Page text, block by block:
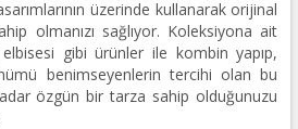
üzerinde kullanarak orijinal
olmanızı sağlıyor. Koleksiyona ait
gibi ürünler ile kombin yapıp,
benimseyenlerin tercihi olan bu
özgün bir tarza sahip olduğunuzu